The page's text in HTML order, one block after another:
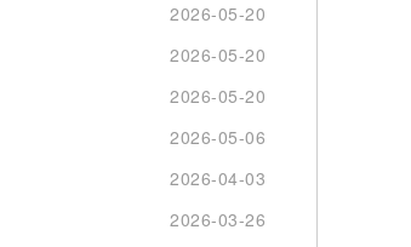
2026-05-20
2026-05-20
2026-05-20
2026-05-06
2026-04-03
2026-03-26